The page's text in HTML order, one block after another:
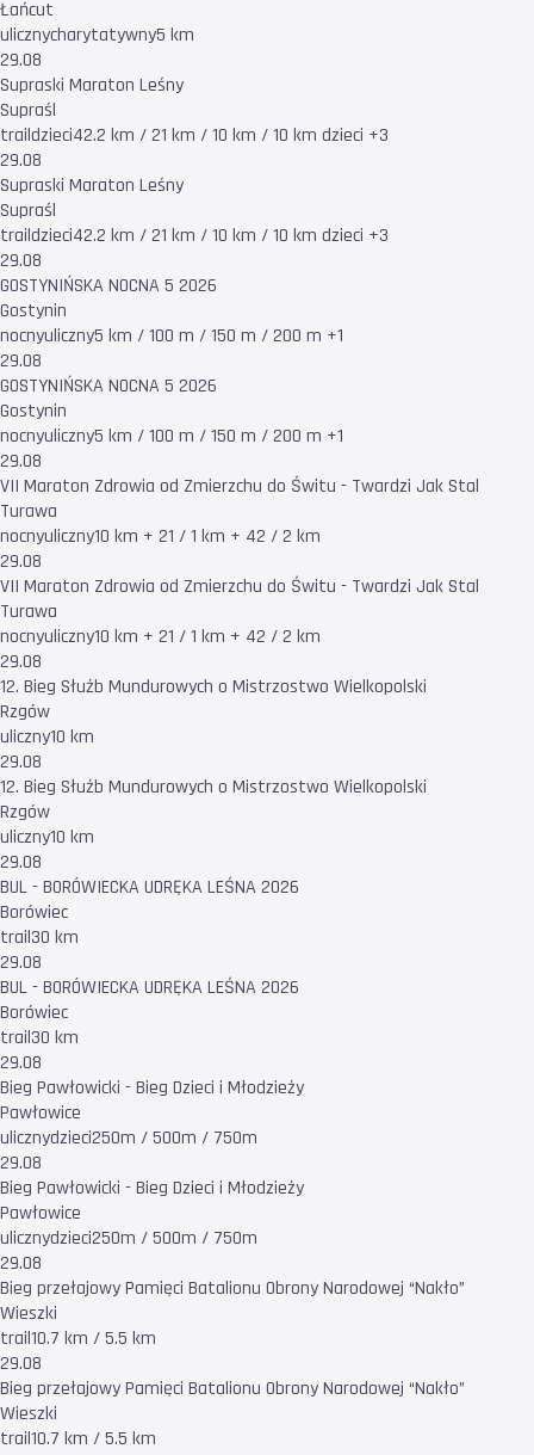
Łańcut
ulicznycharytatywny5 km
29.08
Supraski Maraton Leśny
Supraśl
traildzieci42.2 km / 21 km / 10 km / 10 km dzieci +3
29.08
Supraski Maraton Leśny
Supraśl
traildzieci42.2 km / 21 km / 10 km / 10 km dzieci +3
29.08
GOSTYNIŃSKA NOCNA 5 2026
Gostynin
nocnyuliczny5 km / 100 m / 150 m / 200 m +1
29.08
GOSTYNIŃSKA NOCNA 5 2026
Gostynin
nocnyuliczny5 km / 100 m / 150 m / 200 m +1
29.08
VII Maraton Zdrowia od Zmierzchu do Świtu - Twardzi Jak Stal
Turawa
nocnyuliczny10 km + 21 / 1 km + 42 / 2 km
29.08
VII Maraton Zdrowia od Zmierzchu do Świtu - Twardzi Jak Stal
Turawa
nocnyuliczny10 km + 21 / 1 km + 42 / 2 km
29.08
12. Bieg Służb Mundurowych o Mistrzostwo Wielkopolski
Rzgów
uliczny10 km
29.08
12. Bieg Służb Mundurowych o Mistrzostwo Wielkopolski
Rzgów
uliczny10 km
29.08
BUL - BORÓWIECKA UDRĘKA LEŚNA 2026
Borówiec
trail30 km
29.08
BUL - BORÓWIECKA UDRĘKA LEŚNA 2026
Borówiec
trail30 km
29.08
Bieg Pawłowicki - Bieg Dzieci i Młodzieży
Pawłowice
ulicznydzieci250m / 500m / 750m
29.08
Bieg Pawłowicki - Bieg Dzieci i Młodzieży
Pawłowice
ulicznydzieci250m / 500m / 750m
29.08
Bieg przełajowy Pamięci Batalionu Obrony Narodowej “Nakło”
Wieszki
trail10.7 km / 5.5 km
29.08
Bieg przełajowy Pamięci Batalionu Obrony Narodowej “Nakło”
Wieszki
trail10.7 km / 5.5 km